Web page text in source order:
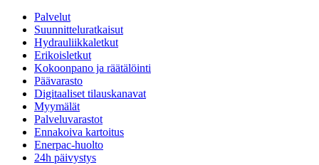
Palvelut
Suunnitteluratkaisut
Hydrauliikkaletkut
Erikoisletkut
Kokoonpano ja räätälöinti
Päävarasto
Digitaaliset tilauskanavat
Myymälät
Palveluvarastot
Ennakoiva kartoitus
Enerpac-huolto
24h päivystys